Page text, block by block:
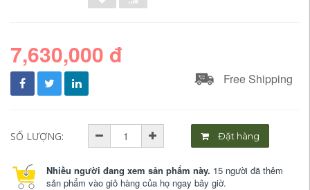
7,630,000 đ
Free Shipping
SỐ LƯỢNG: Đặt hàng
Nhiều người đang xem sản phẩm này. 15 người đã thêm
sản phẩm vào giỏ hàng của họ ngay bây giờ.